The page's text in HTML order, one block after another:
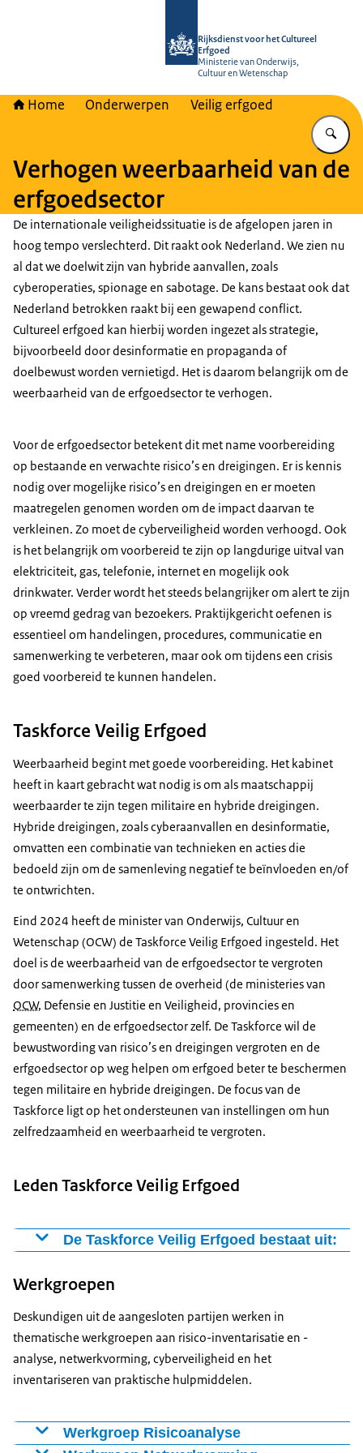
Rijksdienst voor het Cultureel
Erfgoed
Ministerie van Onderwijs,
Cultuur en Wetenschap
Home Onderwerpen Veilig erfgoed
Verhogen weerbaarheid van de
erfgoedsector
De internationale veiligheidssituatie is de afgelopen jaren in
hoog tempo verslechterd. Dit raakt ook Nederland. We zien nu
al dat we doelwit zijn van hybride aanvallen, zoals
cyberoperaties, spionage en sabotage. De kans bestaat ook dat
Nederland betrokken raakt bij een gewapend conflict.
Cultureel erfgoed kan hierbij worden ingezet als strategie,
bijvoorbeeld door desinformatie en propaganda of
doelbewust worden vernietigd. Het is daarom belangrijk om de
weerbaarheid van de erfgoedsector te verhogen.
Voor de erfgoedsector betekent dit met name voorbereiding
op bestaande en verwachte risico’s en dreigingen. Er is kennis
nodig over mogelijke risico’s en dreigingen en er moeten
maatregelen genomen worden om de impact daarvan te
verkleinen. Zo moet de cyberveiligheid worden verhoogd. Ook
is het belangrijk om voorbereid te zijn op langdurige uitval van
elektriciteit, gas, telefonie, internet en mogelijk ook
drinkwater. Verder wordt het steeds belangrijker om alert te zijn
op vreemd gedrag van bezoekers. Praktijkgericht oefenen is
essentieel om handelingen, procedures, communicatie en
samenwerking te verbeteren, maar ook om tijdens een crisis
goed voorbereid te kunnen handelen.
Taskforce Veilig Erfgoed
Weerbaarheid begint met goede voorbereiding. Het kabinet
heeft in kaart gebracht wat nodig is om als maatschappij
weerbaarder te zijn tegen militaire en hybride dreigingen.
Hybride dreigingen, zoals cyberaanvallen en desinformatie,
omvatten een combinatie van technieken en acties die
bedoeld zijn om de samenleving negatief te beïnvloeden en/of
te ontwrichten.
Eind 2024 heeft de minister van Onderwijs, Cultuur en
Wetenschap (OCW) de Taskforce Veilig Erfgoed ingesteld. Het
doel is de weerbaarheid van de erfgoedsector te vergroten
door samenwerking tussen de overheid (de ministeries van
OCW, Defensie en Justitie en Veiligheid, provincies en
gemeenten) en de erfgoedsector zelf. De Taskforce wil de
bewustwording van risico’s en dreigingen vergroten en de
erfgoedsector op weg helpen om erfgoed beter te beschermen
tegen militaire en hybride dreigingen. De focus van de
Taskforce ligt op het ondersteunen van instellingen om hun
zelfredzaamheid en weerbaarheid te vergroten.
Leden Taskforce Veilig Erfgoed
De Taskforce Veilig Erfgoed bestaat uit:
Nationaal Archief
nationale bibliotheek, Vereniging Openbare
Bibliotheken (VOB) en Universiteitsbibliotheken &
Nationale bibliotheek (UKB)
Blue Shield Nederland
Haags Preventie Netwerk
Werkgroepen
Deskundigen uit de aangesloten partijen werken in
thematische werkgroepen aan risico-inventarisatie en -
analyse, netwerkvorming, cyberveiligheid en het
inventariseren van praktische hulpmiddelen.
Werkgroep Risicoanalyse